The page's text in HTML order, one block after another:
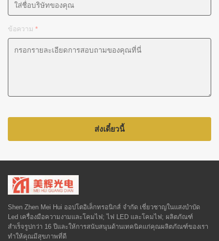
ข้อความ *
ส่งเดี๋ยวนี้
Shen Zhen Mei Hui ออปโตอิเล็กทรอนิกส์ จำกัด เชี่ยวชาญในแสงบำบัด
Led เครื่องมือความงามและโคมไฟ; ไฟ LED และโคมไฟ; ผลิตภัณฑ์
สำเร็จรูปกว่า 16 ปีและให้การสนับสนุนด้านเทคนิคแก่คุณผลิตภัณฑ์ของเรา
ทำให้คุณมีสุขภาพที่ดี